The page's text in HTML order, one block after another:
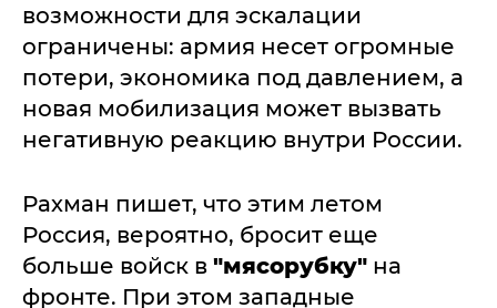
возможности для эскалации
ограничены: армия несет огромные
потери, экономика под давлением, а
новая мобилизация может вызвать
негативную реакцию внутри России.
Рахман пишет, что этим летом
Россия, вероятно, бросит еще
больше войск в "мясорубку" на
фронте. При этом западные